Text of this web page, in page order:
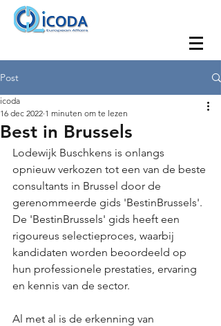
Post
Best in Brussels
icoda
16 dec 2022 1 minuten om te lezen
Lodewijk Buschkens is onlangs
opnieuw verkozen tot een van de beste
consultants in Brussel door de
gerenommeerde gids 'BestinBrussels'.
De 'BestinBrussels' gids heeft een
rigoureus selectieproces, waarbij
kandidaten worden beoordeeld op
hun professionele prestaties, ervaring
en kennis van de sector.
Al met al is de erkenning van